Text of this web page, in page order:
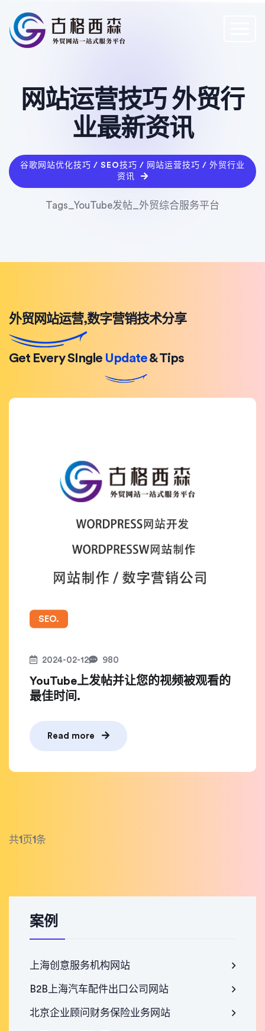
网站运营技巧 外贸行
业最新资讯
谷歌网站优化技巧 / SEO技巧 / 网站运营技巧 / 外贸行业
资讯
Tags_YouTube发帖_外贸综合服务平台
外贸网站运营,数字营销技术分享
Get Every SIngle Update& Tips
SEO.
2024-02-12 980
YouTube上发帖并让您的视频被观看的
最佳时间.
Read more
共1 页1条
案例
上海创意服务机构网站
B2B上海汽车配件出口公司网站
北京企业顾问财务保险业务网站